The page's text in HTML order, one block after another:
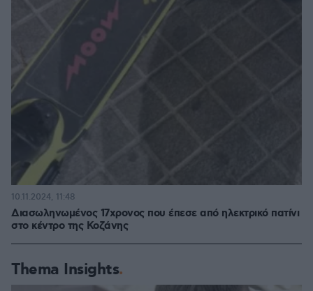
Διασωληνωμένος 17χρονος που έπεσε από ηλεκτρικό πατίνι
στο κέντρο της Κοζάνης
10.11.2024, 11:48
Thema Insights